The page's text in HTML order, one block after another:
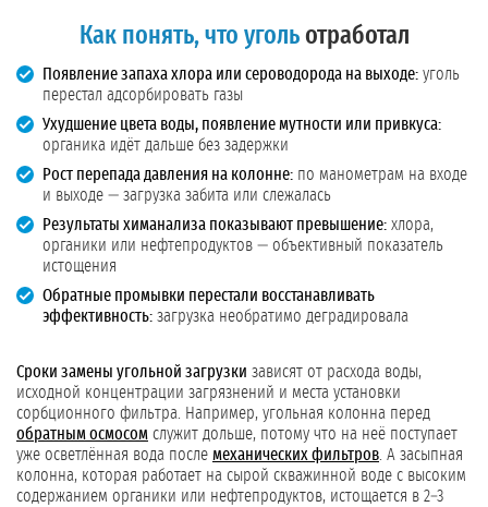
Как понять, что угольотработал
Появление запаха хлора или сероводорода на выходе: уголь
перестал адсорбировать газы
Ухудшение цвета воды, появление мутности или привкуса:
органика идёт дальше без задержки
Рост перепада давления на колонне: по манометрам на входе
и выходе — загрузка забита или слежалась
Результаты химанализа показывают превышение: хлора,
органики или нефтепродуктов — объективный показатель
истощения
Обратные промывки перестали восстанавливать
эффективность: загрузка необратимо деградировала
Сроки замены угольной загрузки зависят от расхода воды,
исходной концентрации загрязнений и места установки
сорбционного фильтра. Например, угольная колонна перед
обратным осмосом служит дольше, потому что на неё поступает
уже осветлённая вода после механических фильтров . А засыпная
колонна, которая работает на сырой скважинной воде с высоким
содержанием органики или нефтепродуктов, истощается в 2–3